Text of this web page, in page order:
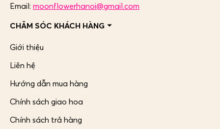
Email: moonflowerhanoi@gmail.com
CHĂM SÓC KHÁCH HÀNG
Giới thiệu
Liên hệ
Hướng dẫn mua hàng
Chính sách giao hoa
Chính sách trả hàng